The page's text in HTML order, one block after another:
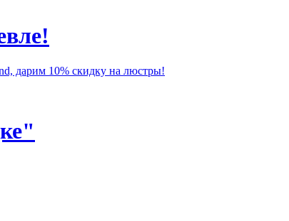
дарим 10% скидку на люстры!